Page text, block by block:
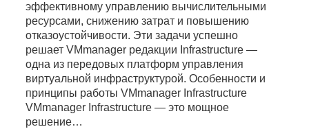
эффективному управлению вычислительными
ресурсами, снижению затрат и повышению
отказоустойчивости. Эти задачи успешно
решает VMmanager редакции Infrastructure —
одна из передовых платформ управления
виртуальной инфраструктурой. Особенности и
принципы работы VMmanager Infrastructure
VMmanager Infrastructure — это мощное
решение…